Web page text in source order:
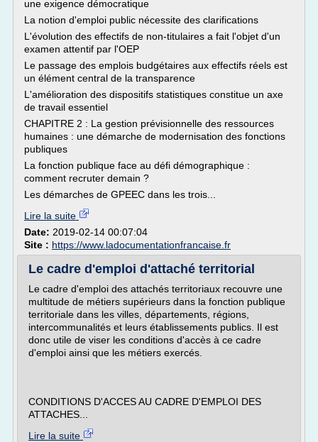
une exigence démocratique
La notion d'emploi public nécessite des clarifications
L'évolution des effectifs de non-titulaires a fait l'objet d'un
examen attentif par l'OEP
Le passage des emplois budgétaires aux effectifs réels est
un élément central de la transparence
L'amélioration des dispositifs statistiques constitue un axe
de travail essentiel
CHAPITRE 2 : La gestion prévisionnelle des ressources
humaines : une démarche de modernisation des fonctions
publiques
La fonction publique face au défi démographique :
comment recruter demain ?
Les démarches de GPEEC dans les trois...
Lire la suite
Date: 2019-02-14 00:07:04
Site : https://www.ladocumentationfrancaise.fr
Le cadre d'emploi d'attaché territorial
Le cadre d'emploi des attachés territoriaux recouvre une
multitude de métiers supérieurs dans la fonction publique
territoriale dans les villes, départements, régions,
intercommunalités et leurs établissements publics. Il est
donc utile de viser les conditions d'accès à ce cadre
d'emploi ainsi que les métiers exercés.
CONDITIONS D'ACCES AU CADRE D'EMPLOI DES
ATTACHES...
Lire la suite